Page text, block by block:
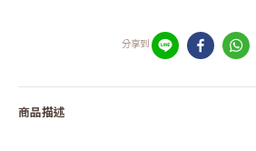
分享到
商品描述